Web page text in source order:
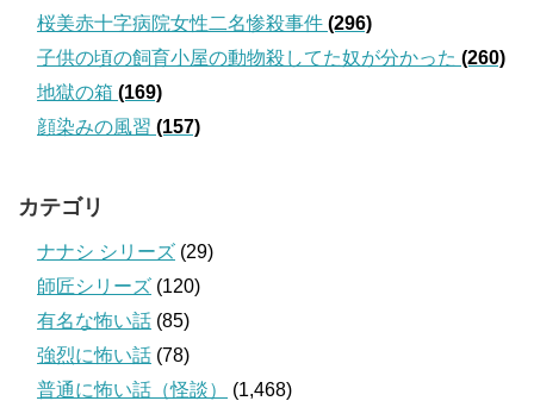
桜美赤十字病院女性二名惨殺事件 (296)
子供の頃の飼育小屋の動物殺してた奴が分かった (260)
地獄の箱 (169)
顔染みの風習 (157)
カテゴリ
ナナシ シリーズ (29)
師匠シリーズ (120)
有名な怖い話 (85)
強烈に怖い話 (78)
普通に怖い話（怪談）
(1,468)